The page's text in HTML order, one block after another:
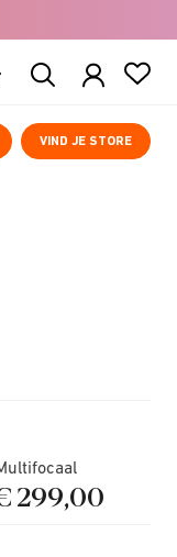
Search
Products
VIND JE STORE
299,00